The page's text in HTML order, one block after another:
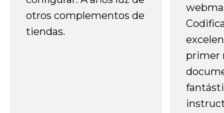
otros complementos de
tiendas.
primer